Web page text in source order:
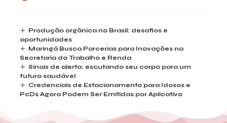
Produção orgânica no Brasil: desafios e
oportunidades
Maringá Busca Parcerias para Inovações na
Secretaria do Trabalho e Renda
Sinais de alerta: escutando seu corpo para um
futuro saudável
Credenciais de Estacionamento para Idosos e
PcDs Agora Podem Ser Emitidas por Aplicativo